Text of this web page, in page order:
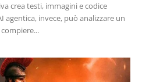
crea testi, immagini e codice
agentica, invece, può analizzare un